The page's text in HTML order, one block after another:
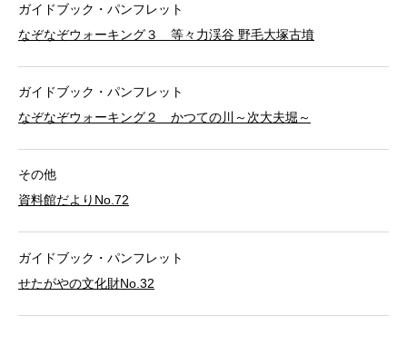
ガイドブック・パンフレット
なぞなぞウォーキング３ 等々力渓谷 野毛大塚古墳
ガイドブック・パンフレット
なぞなぞウォーキング２ かつての川～次大夫堀～
その他
資料館だよりNo.72
ガイドブック・パンフレット
せたがやの文化財No.32